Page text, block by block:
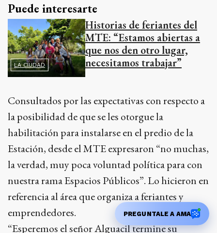
Puede interesarte
LA CIUDAD
Historias de feriantes del
MTE: “Estamos abiertas a
que nos den otro lugar,
necesitamos trabajar”
Consultados por las expectativas con respecto a
la posibilidad de que se les otorgue la
habilitación para instalarse en el predio de la
Estación, desde el MTE expresaron “no muchas,
la verdad, muy poca voluntad política para con
nuestra rama Espacios Públicos”. Lo hicieron en
referencia al área que organiza a feriantes y
emprendedores.
“Esperemos el señor Alguacil termine su
PREGUNTALE A AMA